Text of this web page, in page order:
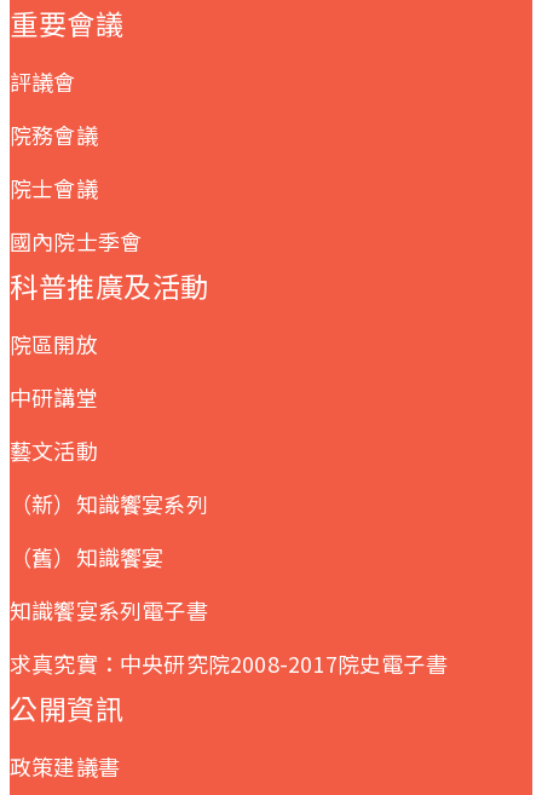
重要會議
評議會
院務會議
院士會議
國內院士季會
科普推廣及活動
院區開放
中研講堂
藝文活動
（新）知識饗宴系列
（舊）知識饗宴
知識饗宴系列電子書
求真究實：中央研究院2008-2017院史電子書
公開資訊
政策建議書